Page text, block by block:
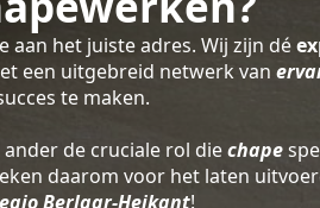
aan het juiste adres. Wij zijn dé
een uitgebreid netwerk van
te maken.
de cruciale rol diechape
daarom voor het laten
Berlaar-Heikant!